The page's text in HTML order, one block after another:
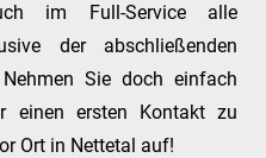
im Full-Service alle
der abschließenden
Sie doch einfach
einen ersten Kontakt zu
Ort in Nettetal auf!